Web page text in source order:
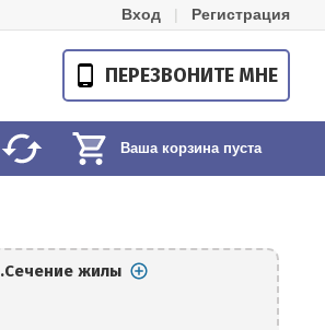
Вход | Регистрация
ПЕРЕЗВОНИТЕ МНЕ
Ваша корзина пуста
.Сечение жилы